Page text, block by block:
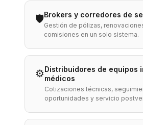
🛡️Brokers y corredores de
Gestión de pólizas,
comisiones en un solo sistema.
⚙️Distribuidores de equipos
médicos
Cotizaciones técnicas,
oportunidades y servicio